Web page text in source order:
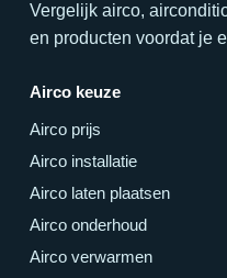
Vergelijk airco,
en producten voordat je
Airco keuze
Airco prijs
Airco installatie
Airco laten plaatsen
Airco onderhoud
Airco verwarmen